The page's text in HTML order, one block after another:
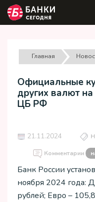
Главная
Официальные
других валют
ЦБ РФ
21.11.2024
Комментарии
Банк России
ноября 2024 года:
рублей; Евро –